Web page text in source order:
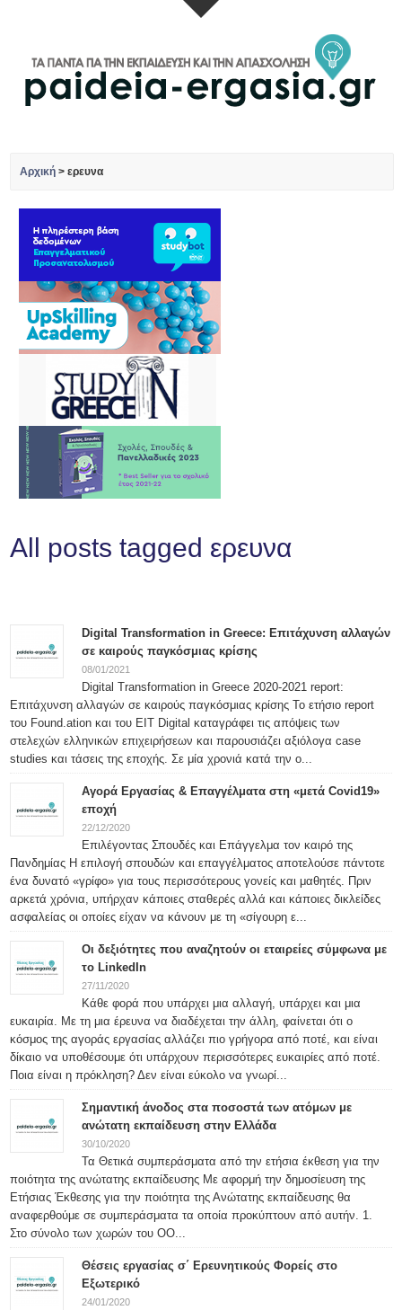
Αρχική >ερευνα
All posts tagged ερευνα
Digital Transformation in Greece: Επιτάχυνση αλλαγών
σε καιρούς παγκόσμιας κρίσης
08/01/2021
Digital Transformation in Greece 2020-2021 report:
Επιτάχυνση αλλαγών σε καιρούς παγκόσμιας κρίσης Το ετήσιο report
του Found.ation και του EIT Digital καταγράφει τις απόψεις των
στελεχών ελληνικών επιχειρήσεων και παρουσιάζει αξιόλογα case
studies και τάσεις της εποχής. Σε μία χρονιά κατά την ο...
Αγορά Εργασίας & Επαγγέλματα στη «μετά Covid19»
εποχή
22/12/2020
Επιλέγοντας Σπουδές και Επάγγελμα τον καιρό της
Πανδημίας Η επιλογή σπουδών και επαγγέλματος αποτελούσε πάντοτε
ένα δυνατό «γρίφο» για τους περισσότερους γονείς και μαθητές. Πριν
αρκετά χρόνια, υπήρχαν κάποιες σταθερές αλλά και κάποιες δικλείδες
ασφαλείας οι οποίες είχαν να κάνουν με τη «σίγουρη ε...
Οι δεξιότητες που αναζητούν οι εταιρείες σύμφωνα με
το LinkedIn
27/11/2020
Κάθε φορά που υπάρχει μια αλλαγή, υπάρχει και μια
ευκαιρία. Με τη μια έρευνα να διαδέχεται την άλλη, φαίνεται ότι ο
κόσμος της αγοράς εργασίας αλλάζει πιο γρήγορα από ποτέ, και είναι
δίκαιο να υποθέσουμε ότι υπάρχουν περισσότερες ευκαιρίες από ποτέ.
Ποια είναι η πρόκληση? Δεν είναι εύκολο να γνωρί...
Σημαντική άνοδος στα ποσοστά των ατόμων με
ανώτατη εκπαίδευση στην Ελλάδα
30/10/2020
Τα Θετικά συμπεράσματα από την ετήσια έκθεση για την
ποιότητα της ανώτατης εκπαίδευσης Με αφορμή την δημοσίευση της
Ετήσιας Έκθεσης για την ποιότητα της Ανώτατης εκπαίδευσης θα
αναφερθούμε σε συμπεράσματα τα οποία προκύπτουν από αυτήν. 1.
Στο σύνολο των χωρών του ΟΟ...
Θέσεις εργασίας σ΄ Ερευνητικούς Φορείς στο
Εξωτερικό
24/01/2020